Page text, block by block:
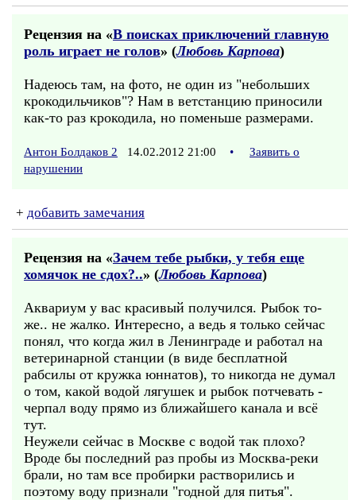
Рецензия на «В поисках приключений главную
роль играет не голов» (Любовь Карпова)
Надеюсь там, на фото, не один из "небольших
крокодильчиков"? Нам в ветстанцию приносили
как-то раз крокодила, но поменьше размерами.
Антон Болдаков 2 14.02.2012 21:00 •
Заявить о
нарушении
+ добавить замечания
Рецензия на «Зачем тебе рыбки, у тебя еще
хомячок не сдох?..» (Любовь Карпова)
Аквариум у вас красивый получился. Рыбок то-
же.. не жалко. Интересно, а ведь я только сейчас
понял, что когда жил в Ленинграде и работал на
ветеринарной станции (в виде бесплатной
рабсилы от кружка юннатов), то никогда не думал
о том, какой водой лягушек и рыбок потчевать -
черпал воду прямо из ближайшего канала и всё
тут.
Неужели сейчас в Москве с водой так плохо?
Вроде бы последний раз пробы из Москва-реки
брали, но там все пробирки растворились и
поэтому воду признали "годной для питья".